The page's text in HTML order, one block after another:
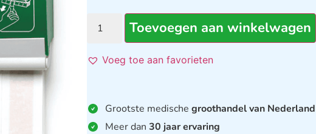
Toevoegen aan winkelwagen
Voeg toe aan favorieten
Grootste medischegroothandel van Nederland
Meer dan30 jaar ervaring